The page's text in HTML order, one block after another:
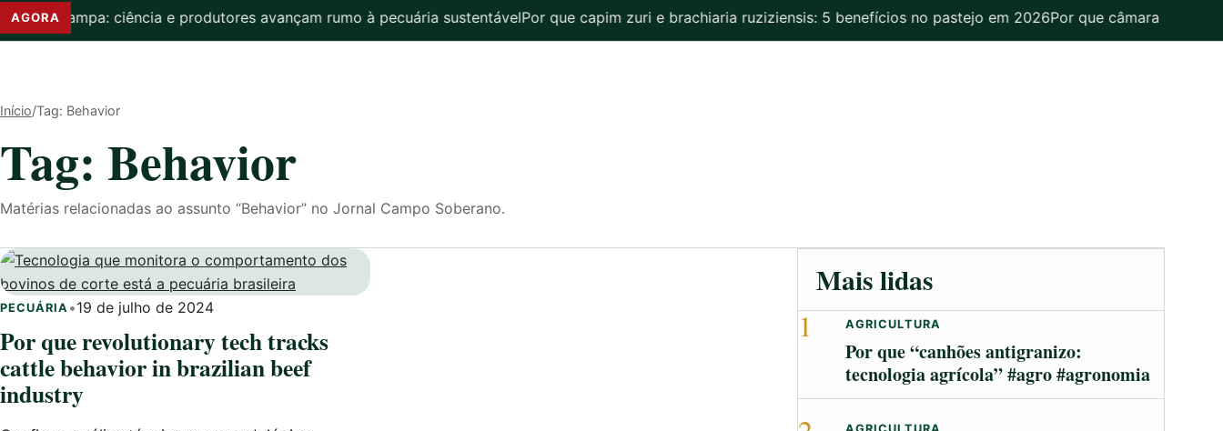
AGORA
que pampa: ciência e produtores avançam rumo à pecuária sustentávelPor que capim zuri e brachiaria ruziziensis: 5 benefícios no pastejo em 2026Por que câmara aprova
Início/Tag: Behavior
Tag: Behavior
Matérias relacionadas ao assunto “Behavior” no Jornal Campo Soberano.
PECUÁRIA •19 de julho de 2024
Por que revolutionary tech tracks
cattle behavior in brazilian beef
industry
Mais lidas
1
AGRICULTURA
Por que “canhões antigranizo:
tecnologia agrícola” #agro #agronomia